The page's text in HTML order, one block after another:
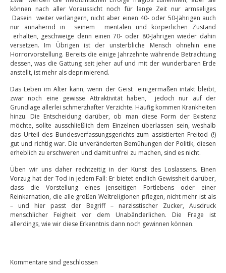
können nach aller Voraussicht noch für lange Zeit nur armseliges
Dasein weiter verlängern, nicht aber einen 40- oder 50-Jährigen auch
nur annähernd in seinem mentalen und körperlichen Zustand
erhalten, geschweige denn einen 70- oder 80-Jährigen wieder dahin
versetzen. Im Übrigen ist der unsterbliche Mensch ohnehin eine
Horrorvorstellung. Bereits die einige Jahrzehnte währende Betrachtung
dessen, was die Gattung seit jeher auf und mit der wunderbaren Erde
anstellt, ist mehr als deprimierend.
Das Leben im Alter kann, wenn der Geist einigermaßen intakt bleibt,
zwar noch eine gewisse Attraktivität haben, jedoch nur auf der
Grundlage allerlei schmerzhafter Verzichte. Häufig kommen Krankheiten
hinzu. Die Entscheidung darüber, ob man diese Form der Existenz
möchte, sollte ausschließlich dem Einzelnen überlassen sein, weshalb
das Urteil des Bundesverfassungsgerichts zum assistierten Freitod (!)
gut und richtig war. Die unveränderten Bemühungen der Politik, diesen
erheblich zu erschweren und damit unfrei zu machen, sind es nicht.
Üben wir uns daher rechtzeitig in der Kunst des Loslassens. Einen
Vorzug hat der Tod in jedem Fall: Er bietet endlich Gewissheit darüber,
dass die Vorstellung eines jenseitigen Fortlebens oder einer
Reinkarnation, die alle großen Weltreligionen pflegen, nicht mehr ist als
– und hier passt der Begriff – narzisstischer Zucker, Ausdruck
menschlicher Feigheit vor dem Unabänderlichen. Die Frage ist
allerdings, wie wir diese Erkenntnis dann noch gewinnen können.
Kommentare sind geschlossen